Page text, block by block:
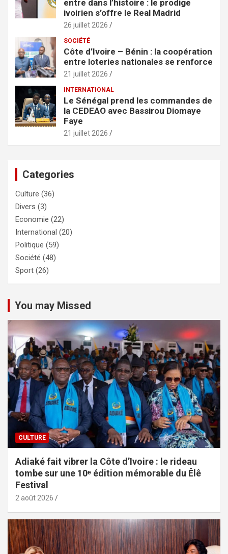
entre dans l’histoire : le prodige
ivoirien s’offre le Real Madrid
26 juillet 2026
SOCIÉTÉ
Côte d’Ivoire – Bénin : la coopération
entre loteries nationales se renforce
21 juillet 2026
INTERNATIONAL
Le Sénégal prend les commandes de
la CEDEAO avec Bassirou Diomaye
Faye
21 juillet 2026
Categories
Culture (36)
Divers (3)
Economie (22)
International (20)
Politique (59)
Société (48)
Sport (26)
You may Missed
CULTURE
Adiaké fait vibrer la Côte d’Ivoire : le rideau
tombe sur une 10ᵉ édition mémorable du Êlê
Festival
2 août 2026